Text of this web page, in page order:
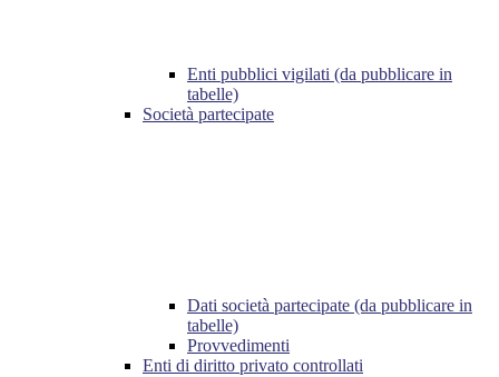
Enti pubblici vigilati (da pubblicare in
tabelle)
Società partecipate
Dati società partecipate (da pubblicare in
tabelle)
Provvedimenti
Enti di diritto privato controllati